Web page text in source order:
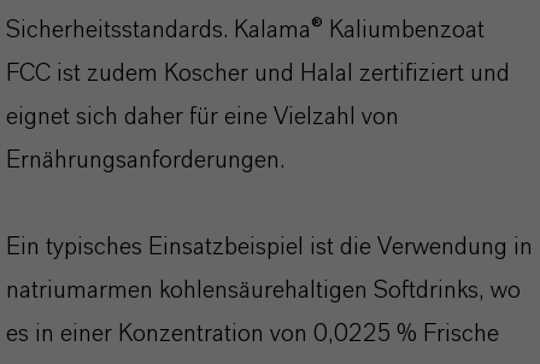
Sicherheitsstandards. Kalama® Kaliumbenzoat
FCC ist zudem Koscher und Halal zertifiziert und
eignet sich daher für eine Vielzahl von
Ernährungsanforderungen.
Ein typisches Einsatzbeispiel ist die Verwendung in
natriumarmen kohlensäurehaltigen Softdrinks, wo
es in einer Konzentration von 0,0225 % Frische